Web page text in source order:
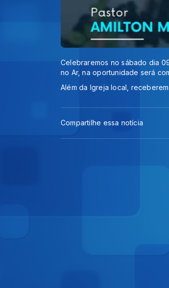
Celebraremos no sábado dia
no Ar, na oportunidade será
Além da Igreja local,
Compartilhe essa notícia